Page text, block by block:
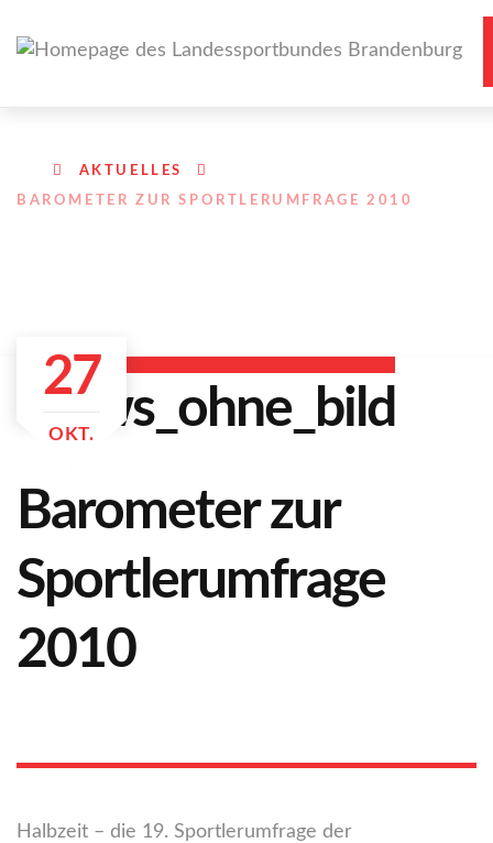
AKTUELLES
BAROMETER ZUR SPORTLERUMFRAGE 2010
27
OKT.
Barometer zur
Sportlerumfrage
2010
Halbzeit – die 19. Sportlerumfrage der